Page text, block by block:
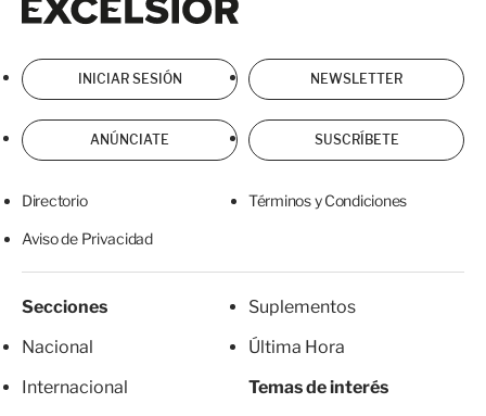
INICIAR SESIÓN NEWSLETTER
ANÚNCIATE SUSCRÍBETE
Directorio Términos y Condiciones
Aviso de Privacidad
Secciones
Nacional
Internacional
Suplementos
Última Hora
Temas de interés